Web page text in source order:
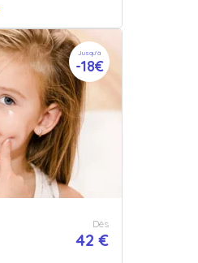
Jusqu'à
-18€
Dès
42 €